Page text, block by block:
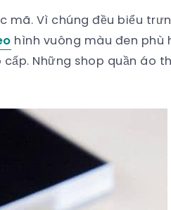
mã. Vì chúng đều biểu
hình vuông màu đen phù
Những shop quần áo